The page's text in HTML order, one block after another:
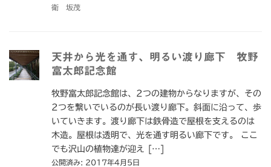
衛 坂茂
天井から光を通す、明るい渡り廊下 牧野
富太郎記念館
牧野富太郎記念館は、2つの建物からなりますが、その
2つを繋いでいるのが長い渡り廊下。斜面に沿って、歩
いていきます。渡り廊下は鉄骨造で屋根を支えるのは
木造。屋根は透明で、光を通す明るい廊下です。 ここ
でも沢山の植物達が迎え […]
公開済み: 2017年4月5日